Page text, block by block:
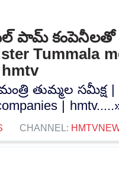
పామ్ కంపెనీలతో
Tummala
తుమ్మల సమీక్ష |
|
CHANNEL: